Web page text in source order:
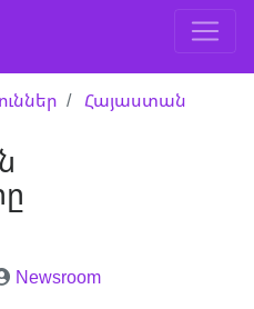
Հայաստան
Newsroom